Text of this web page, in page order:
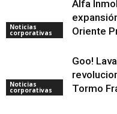
Noticias
corporativas
Alfa
Oriente
Noticias
corporativas
Goo!
Tormo